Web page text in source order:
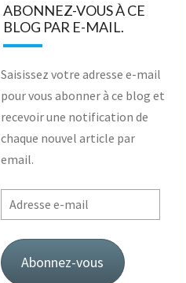
ABONNEZ-VOUS À CE
BLOG PAR E-MAIL.
Saisissez votre adresse e-mail
pour vous abonner à ce blog et
recevoir une notification de
chaque nouvel article par
email.
Adresse
e-
mail
Abonnez-vous